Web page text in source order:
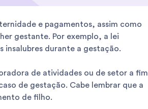
e pagamentos, assim como
gestante. Por exemplo, a lei
insalubres durante a gestação.
de atividades ou de setor a fim
de gestação. Cabe lembrar que a
de filho.